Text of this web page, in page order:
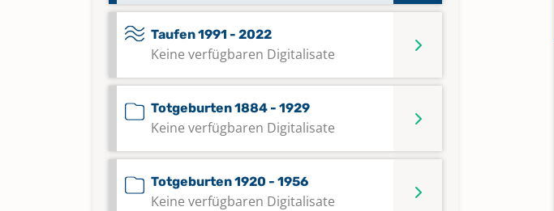
Taufen 1991 - 2022
Keine verfügbaren Digitalisate
Totgeburten 1884 - 1929
Keine verfügbaren Digitalisate
Totgeburten 1920 - 1956
Keine verfügbaren Digitalisate